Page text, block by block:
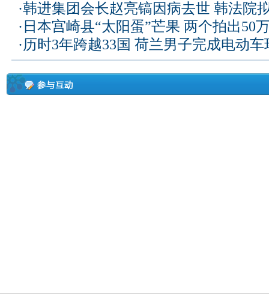
·韩进集团会长赵亮镐因病去世 韩法院
· 日本宫崎县“太阳蛋”芒果 两个拍出50
·历时3年跨越33国 荷兰男子完成电动车